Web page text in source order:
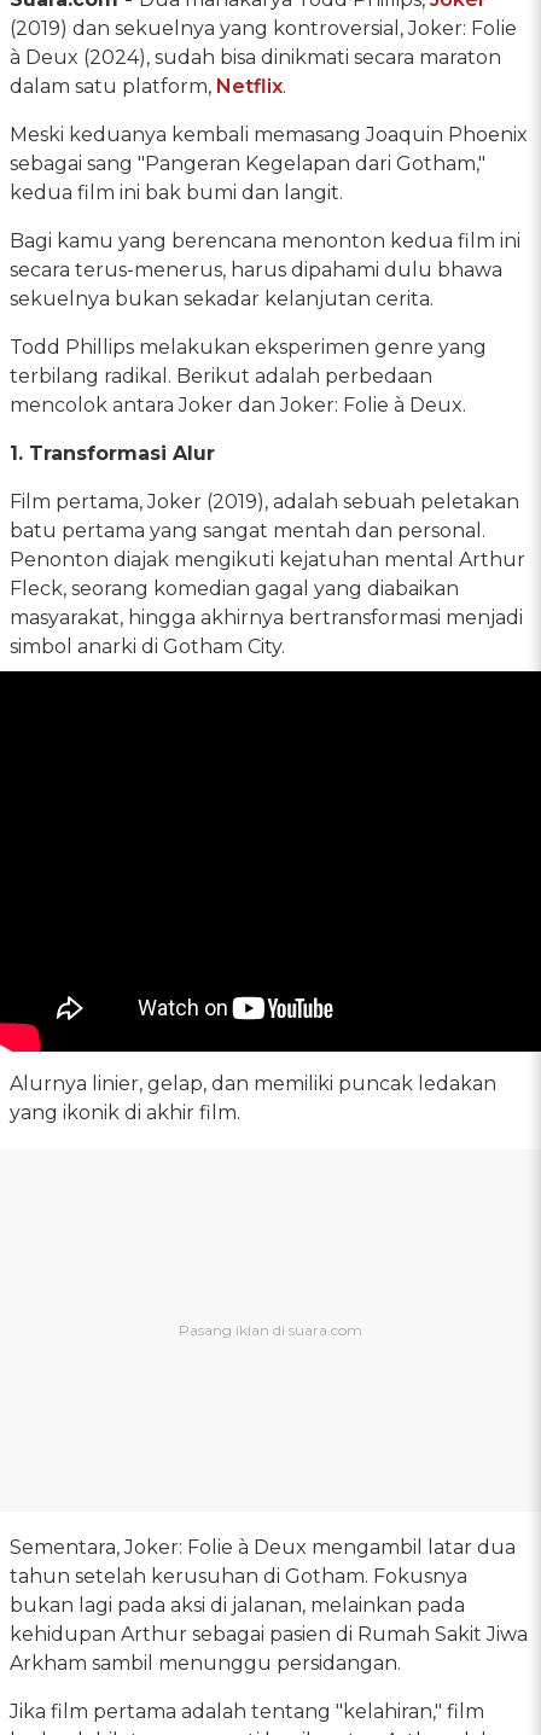
(2019) dan sekuelnya yang kontroversial, Joker: Folie
à Deux (2024), sudah bisa dinikmati secara maraton
dalam satu platform, Netflix.
Meski keduanya kembali memasang Joaquin Phoenix
sebagai sang "Pangeran Kegelapan dari Gotham,"
kedua film ini bak bumi dan langit.
Bagi kamu yang berencana menonton kedua film ini
secara terus-menerus, harus dipahami dulu bhawa
sekuelnya bukan sekadar kelanjutan cerita.
Todd Phillips melakukan eksperimen genre yang
terbilang radikal. Berikut adalah perbedaan
mencolok antara Joker dan Joker: Folie à Deux.
1. Transformasi Alur
Film pertama, Joker (2019), adalah sebuah peletakan
batu pertama yang sangat mentah dan personal.
Penonton diajak mengikuti kejatuhan mental Arthur
Fleck, seorang komedian gagal yang diabaikan
masyarakat, hingga akhirnya bertransformasi menjadi
simbol anarki di Gotham City.
Alurnya linier, gelap, dan memiliki puncak ledakan
yang ikonik di akhir film.
Sementara, Joker: Folie à Deux mengambil latar dua
tahun setelah kerusuhan di Gotham. Fokusnya
bukan lagi pada aksi di jalanan, melainkan pada
kehidupan Arthur sebagai pasien di Rumah Sakit Jiwa
Arkham sambil menunggu persidangan.
Jika film pertama adalah tentang "kelahiran," film